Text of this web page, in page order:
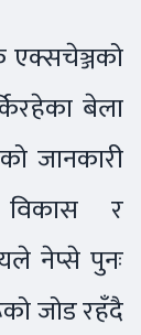
एक्सचेञ्जको
बेला
जानकारी
र
नेप्से पुनः
जोड रहँदै